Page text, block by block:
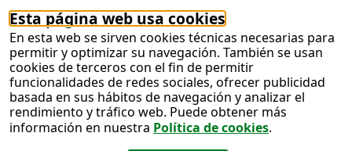
Esta página web usa cookies
En esta web se sirven cookies técnicas necesarias para
permitir y optimizar su navegación. También se usan
cookies de terceros con el fin de permitir
funcionalidades de redes sociales, ofrecer publicidad
basada en sus hábitos de navegación y analizar el
rendimiento y tráfico web. Puede obtener más
información en nuestra Política de cookies.